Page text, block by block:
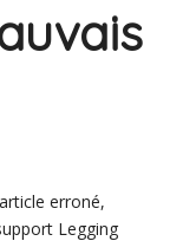
erroné,
Legging